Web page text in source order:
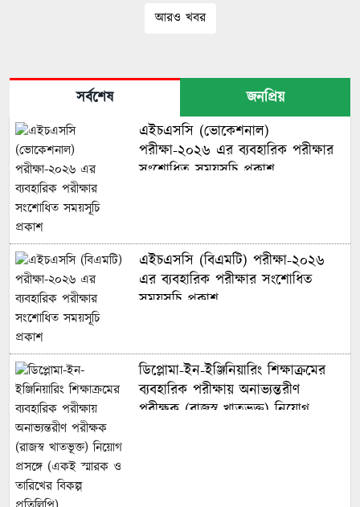
আরও খবর
সর্বশেষ
জনপ্রিয়
এইচএসসি (ভোকেশনাল)
পরীক্ষা-২০২৬ এর ব্যবহারিক পরীক্ষার
সংশোধিত সময়সূচি প্রকাশ
এইচএসসি (বিএমটি) পরীক্ষা-২০২৬
এর ব্যবহারিক পরীক্ষার সংশোধিত
সময়সূচি প্রকাশ
ডিপ্লোমা-ইন-ইঞ্জিনিয়ারিং শিক্ষাক্রমের
ব্যবহারিক পরীক্ষায় অনাভ্যন্তরীণ
পরীক্ষক (রাজস্ব খাতভূক্ত) নিয়োগ